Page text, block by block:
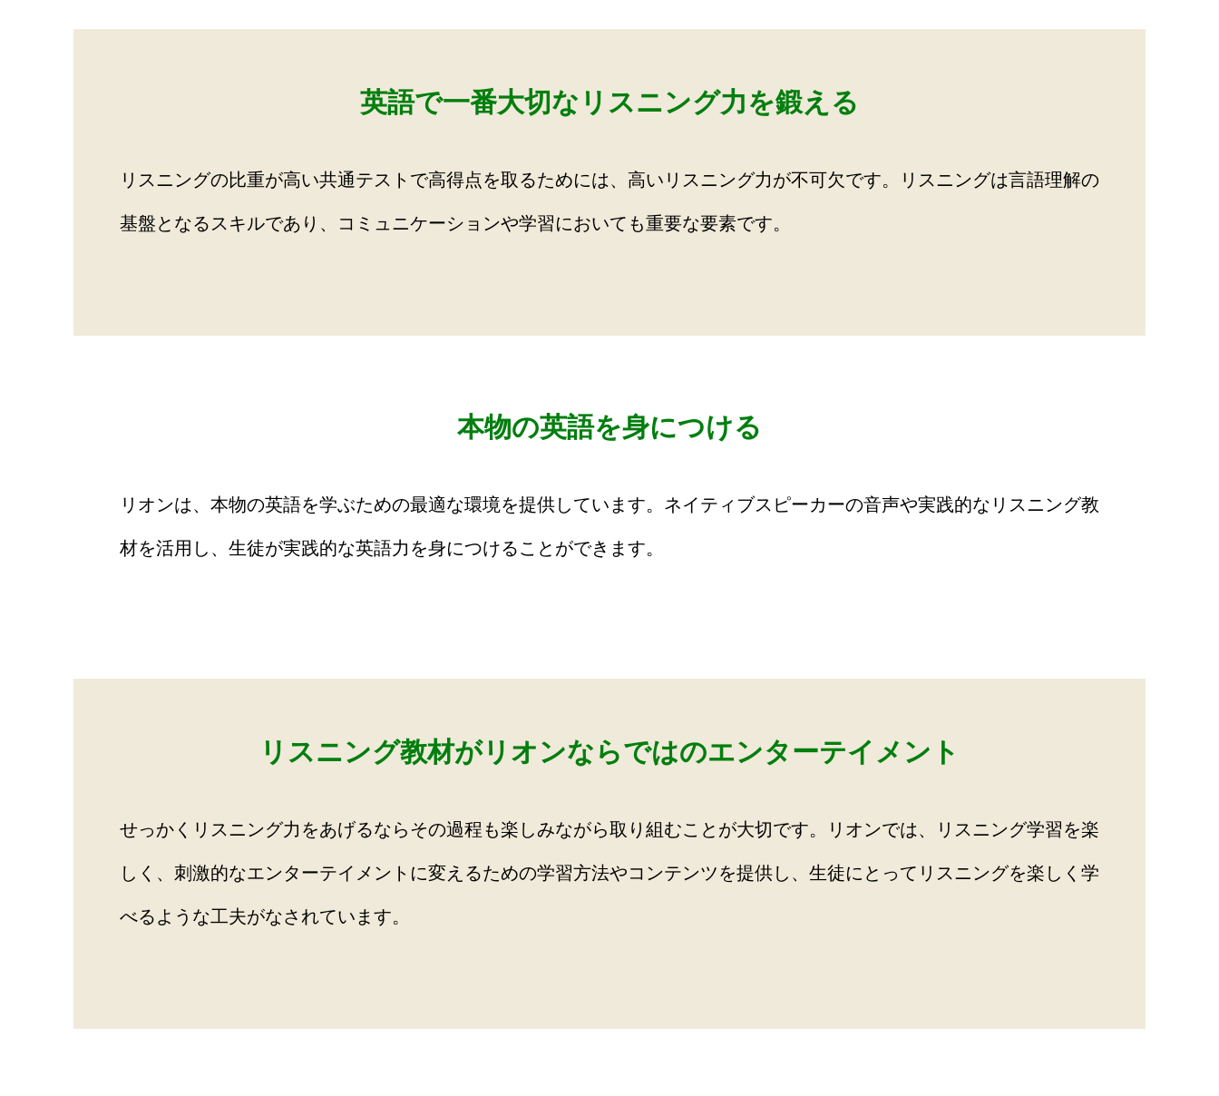
英語で一番大切なリスニング力を鍛える
リスニングの比重が高い共通テストで高得点を取るためには、高いリスニング力が不可欠です。リスニングは言語理解の
基盤となるスキルであり、コミュニケーションや学習においても重要な要素です。
本物の英語を身につける
リオンは、本物の英語を学ぶための最適な環境を提供しています。ネイティブスピーカーの音声や実践的なリスニング教
材を活用し、生徒が実践的な英語力を身につけることができます。
リスニング教材がリオンならではのエンターテイメント
せっかくリスニング力をあげるならその過程も楽しみながら取り組むことが大切です。リオンでは、リスニング学習を楽
しく、刺激的なエンターテイメントに変えるための学習方法やコンテンツを提供し、生徒にとってリスニングを楽しく学
べるような工夫がなされています。